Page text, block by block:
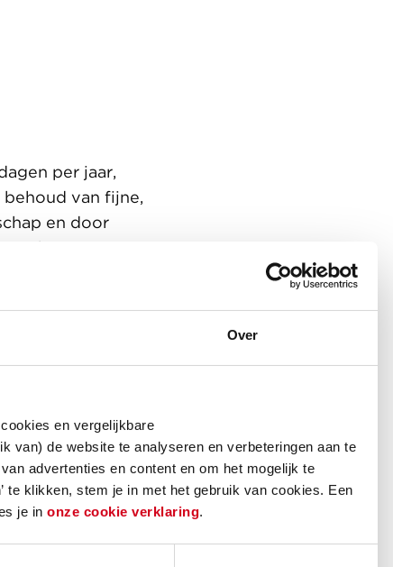
Over
en vergelijkbare
van) de website te analyseren en verbeteringen aan te
advertenties en content en om het mogelijk te
te klikken, stem je in met het gebruik van cookies. Een
je in onze cookie verklaring.
per jaar,
van fijne,
en door
Zo spelen we
we de Meer
uit en
De klantreis
aan lange